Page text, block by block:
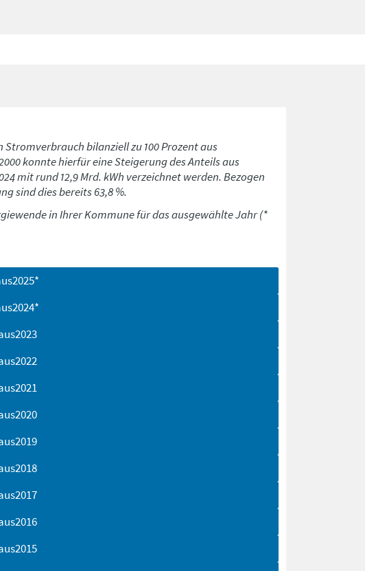
bilanziell zu 100 Prozent aus
konnte hierfür eine Steigerung des Anteils aus
mit rund 12,9 Mrd. kWh verzeichnet werden. Bezogen
sind dies bereits 63,8 %.
in Ihrer Kommune für das ausgewählte Jahr (*
2025*
2024*
2023
2022
2021
2020
2019
2018
2017
2016
2015